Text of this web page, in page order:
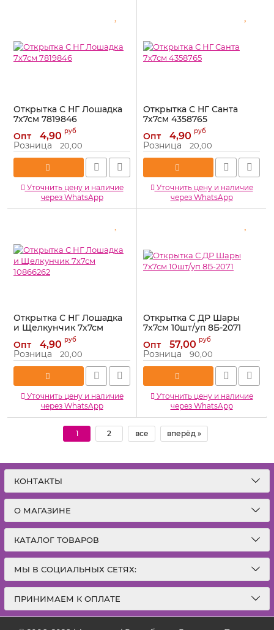
Открытка С НГ Лошадка
7х7см 7819846
Артикул: 7819846
Опт 4,90 руб
Розница 20,00
Уточнить цену и наличие
через WhatsApp
Открытка С НГ Санта
7х7см 4358765
Артикул: 4358765
Опт 4,90 руб
Розница 20,00
Уточнить цену и наличие
через WhatsApp
Открытка С НГ Лошадка
и Щелкунчик 7х7см
Артикул: 10866262
Опт 4,90 руб
Розница 20,00
Уточнить цену и наличие
через WhatsApp
Открытка С ДР Шары
7х7см 10шт/уп 8Б-2071
Артикул: 8Б-2071
Опт 57,00 руб
Розница 90,00
Уточнить цену и наличие
через WhatsApp
1 2 все вперёд »
КОНТАКТЫ
О МАГАЗИНЕ
КАТАЛОГ ТОВАРОВ
МЫ В СОЦИАЛЬНЫХ СЕТЯХ:
ПРИНИМАЕМ К ОПЛАТЕ